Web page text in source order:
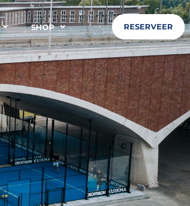
SHOP RESERVEER